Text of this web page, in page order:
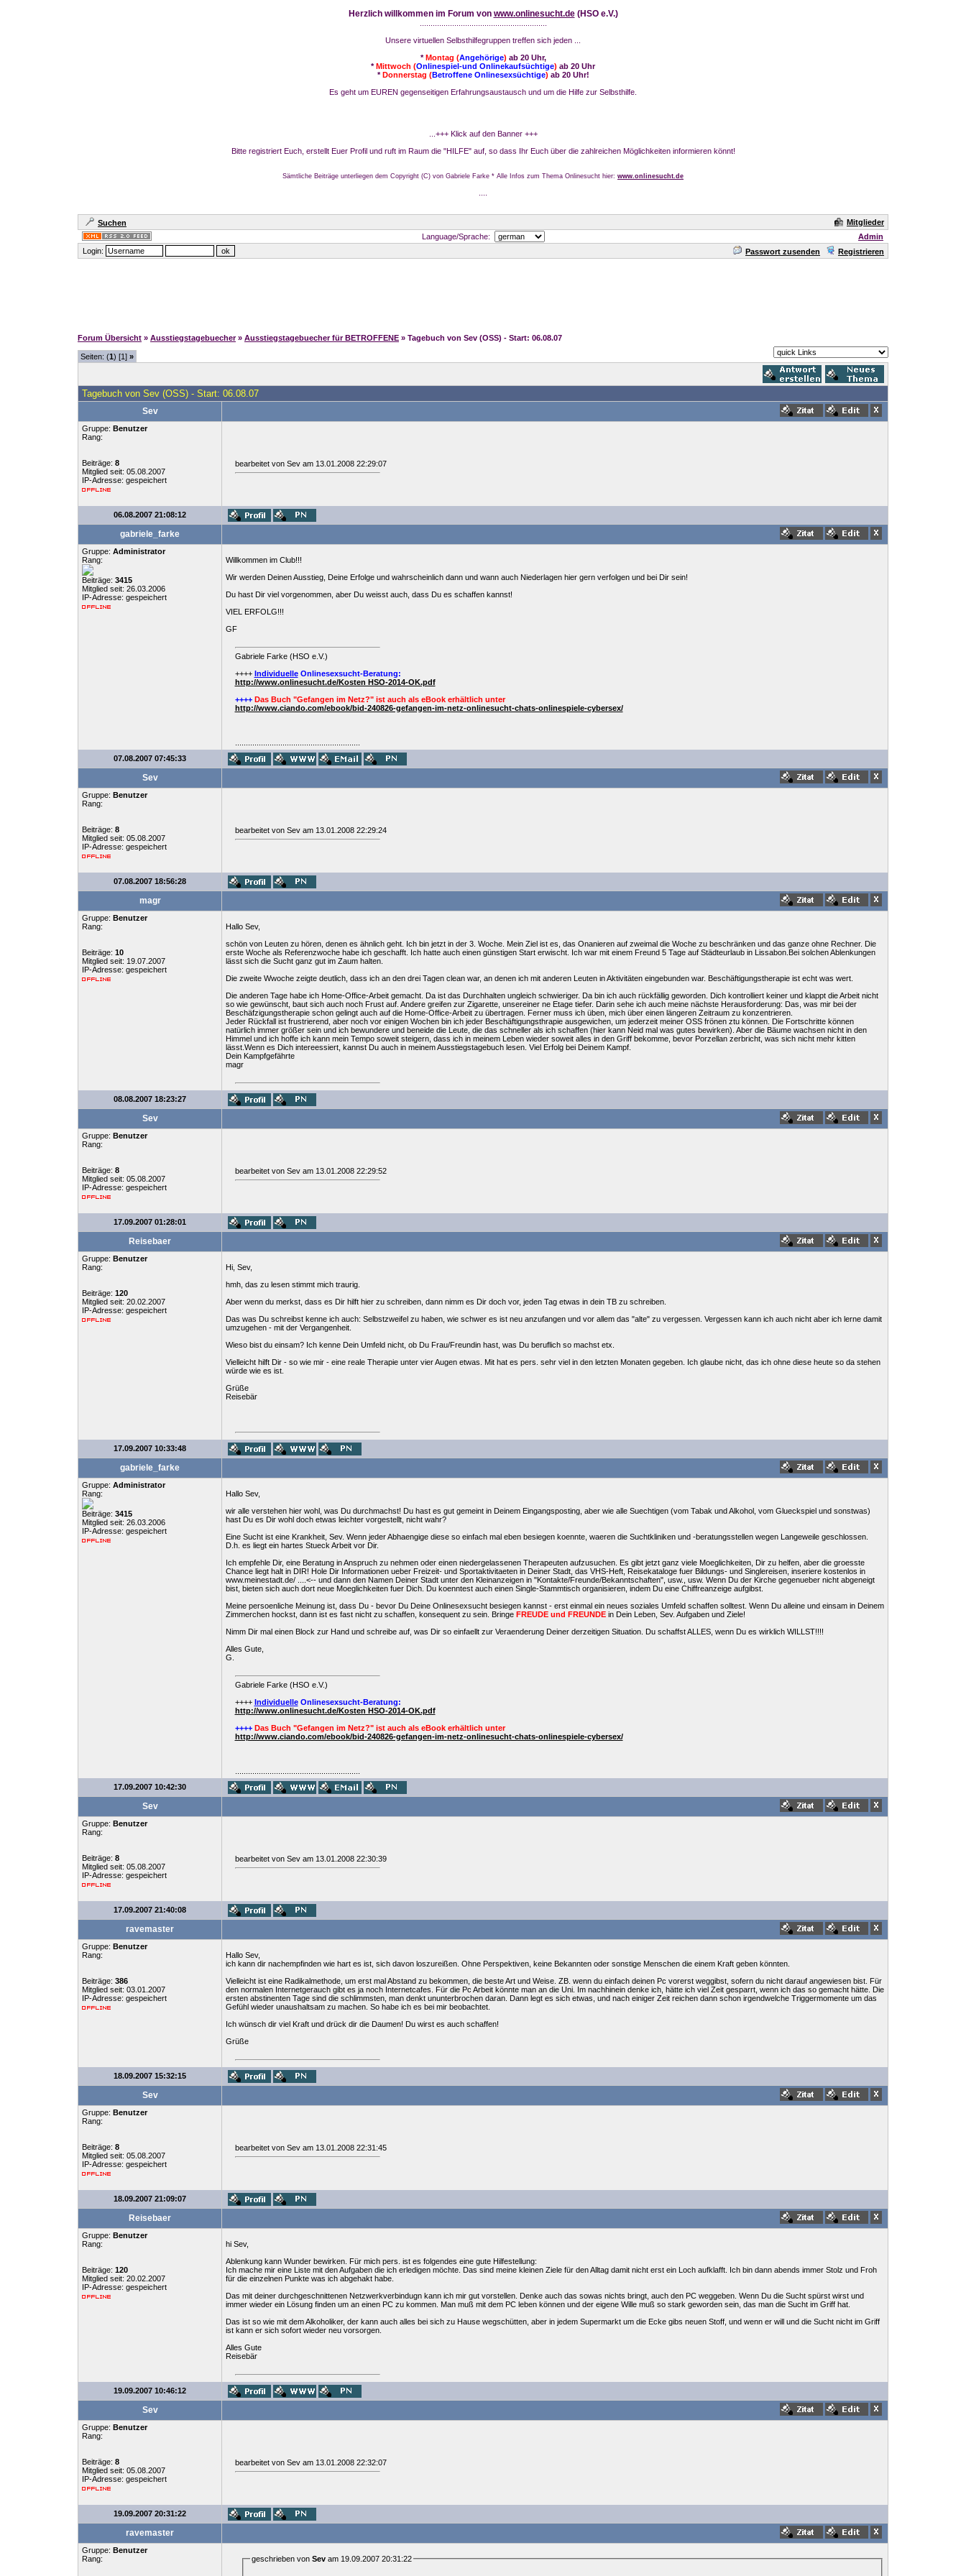
Herzlich willkommen im Forum von www.onlinesucht.de(HSO e.V.)
Unsere virtuellen Selbsthilfegruppen treffen sich jeden ...
*Montag (Angehörige) ab 20 Uhr,
*Mittwoch (Onlinespiel-und Onlinekaufsüchtige) ab 20 Uhr
*Donnerstag (Betroffene Onlinesexsüchtige) ab 20 Uhr!
Es geht um EUREN gegenseitigen Erfahrungsaustausch und um die Hilfe zur Selbsthilfe.
...+++ Klick auf den Banner +++
Bitte registriert Euch, erstellt Euer Profil und ruft im Raum die "HILFE" auf, so dass Ihr Euch über die zahlreichen Möglichkeiten informieren könnt!
Sämtliche Beiträge unterliegen dem Copyright (C) von Gabriele Farke * Alle Infos zum Thema Onlinesucht hier: www.onlinesucht.de
Suchen
Mitglieder
Language/Sprache:
Admin
Login:
Passwort zusenden Registrieren
Forum Übersicht » Ausstiegstagebuecher » Ausstiegstagebuecher für BETROFFENE » Tagebuch von Sev (OSS) - Start: 06.08.07
Seiten: (1) [1] »
Tagebuch von Sev (OSS) - Start: 06.08.07
Sev
Gruppe: Benutzer
Rang:
Beiträge: 8
Mitglied seit: 05.08.2007
IP-Adresse: gespeichert
bearbeitet von Sev am 13.01.2008 22:29:07
06.08.2007 21:08:12
gabriele_farke
Gruppe: Administrator
Rang:
Beiträge: 3415
Mitglied seit: 26.03.2006
IP-Adresse: gespeichert
Willkommen im Club!!!
Wir werden Deinen Ausstieg, Deine Erfolge und wahrscheinlich dann und wann auch Niederlagen hier gern verfolgen und bei Dir sein!
Du hast Dir viel vorgenommen, aber Du weisst auch, dass Du es schaffen kannst!
VIEL ERFOLG!!!
GF
Gabriele Farke (HSO e.V.)
++++ IndividuelleOnlinesexsucht-Beratung:
http://www.onlinesucht.de/Kosten HSO-2014-OK.pdf
++++ Das Buch "Gefangen im Netz?" ist auch als eBook erhältlich unter
http://www.ciando.com/ebook/bid-240826-gefangen-im-netz-onlinesucht-chats-onlinespiele-cybersex/
07.08.2007 07:45:33
Sev
Gruppe: Benutzer
Rang:
Beiträge: 8
Mitglied seit: 05.08.2007
IP-Adresse: gespeichert
bearbeitet von Sev am 13.01.2008 22:29:24
07.08.2007 18:56:28
magr
Gruppe: Benutzer
Rang:
Beiträge: 10
Mitglied seit: 19.07.2007
IP-Adresse: gespeichert
Hallo Sev,
schön von Leuten zu hören, denen es ähnlich geht. Ich bin jetzt in der 3. Woche. Mein Ziel ist es, das Onanieren auf zweimal die Woche zu beschränken und das ganze ohne Rechner. Die
erste Woche als Referenzwoche habe ich geschafft. Ich hatte auch einen günstigen Start erwischt. Ich war mit einem Freund 5 Tage auf Städteurlaub in Lissabon.Bei solchen Ablenkungen
lässt sich die Sucht ganz gut im Zaum halten.
Die zweite Wwoche zeigte deutlich, dass ich an den drei Tagen clean war, an denen ich mit anderen Leuten in Aktivitäten eingebunden war. Beschäftigungstherapie ist echt was wert.
Die anderen Tage habe ich Home-Office-Arbeit gemacht. Da ist das Durchhalten ungleich schwieriger. Da bin ich auch rückfällig geworden. Dich kontrolliert keiner und klappt die Arbeit nicht
so wie gewünscht, baut sich auch noch Frust auf. Andere greifen zur Zigarette, unsereiner ne Etage tiefer. Darin sehe ich auch meine nächste Herausforderung: Das, was mir bei der
Beschäfzigungstherapie schon gelingt auch auf die Home-Office-Arbeit zu übertragen. Ferner muss ich üben, mich über einen längeren Zeitraum zu konzentrieren.
Jeder Rückfall ist frustrierend, aber noch vor einigen Wochen bin ich jeder Beschäftigungsthrapie ausgewichen, um jederzeit meiner OSS frönen ztu können. Die Fortschritte können
natürlich immer größer sein und ich bewundere und beneide die Leute, die das schneller als ich schaffen (hier kann Neid mal was gutes bewirken). Aber die Bäume wachsen nicht in den
Himmel und ich hoffe ich kann mein Tempo soweit steigern, dass ich in meinem Leben wieder soweit alles in den Griff bekomme, bevor Porzellan zerbricht, was sich nicht mehr kitten
lässt.Wenn es Dich intereessiert, kannst Du auch in meinem Ausstiegstagebuch lesen. Viel Erfolg bei Deinem Kampf.
Dein Kampfgefährte
magr
08.08.2007 18:23:27
Sev
Gruppe: Benutzer
Rang:
Beiträge: 8
Mitglied seit: 05.08.2007
IP-Adresse: gespeichert
bearbeitet von Sev am 13.01.2008 22:29:52
17.09.2007 01:28:01
Reisebaer
Gruppe: Benutzer
Rang:
Beiträge: 120
Mitglied seit: 20.02.2007
IP-Adresse: gespeichert
Hi, Sev,
hmh, das zu lesen stimmt mich traurig.
Aber wenn du merkst, dass es Dir hilft hier zu schreiben, dann nimm es Dir doch vor, jeden Tag etwas in dein TB zu schreiben.
Das was Du schreibst kenne ich auch: Selbstzweifel zu haben, wie schwer es ist neu anzufangen und vor allem das "alte" zu vergessen. Vergessen kann ich auch nicht aber ich lerne damit
umzugehen - mit der Vergangenheit.
Wieso bist du einsam? Ich kenne Dein Umfeld nicht, ob Du Frau/Freundin hast, was Du beruflich so machst etx.
Vielleicht hilft Dir - so wie mir - eine reale Therapie unter vier Augen etwas. Mit hat es pers. sehr viel in den letzten Monaten gegeben. Ich glaube nicht, das ich ohne diese heute so da stehen
würde wie es ist.
Grüße
Reisebär
17.09.2007 10:33:48
gabriele_farke
Gruppe: Administrator
Rang:
Beiträge: 3415
Mitglied seit: 26.03.2006
IP-Adresse: gespeichert
Hallo Sev,
wir alle verstehen hier wohl, was Du durchmachst! Du hast es gut gemeint in Deinem Eingangsposting, aber wie alle Suechtigen (vom Tabak und Alkohol, vom Glueckspiel und sonstwas)
hast Du es Dir wohl doch etwas leichter vorgestellt, nicht wahr?
Eine Sucht ist eine Krankheit, Sev. Wenn jeder Abhaengige diese so einfach mal eben besiegen koennte, waeren die Suchtkliniken und -beratungsstellen wegen Langeweile geschlossen.
D.h. es liegt ein hartes Stueck Arbeit vor Dir.
Ich empfehle Dir, eine Beratung in Anspruch zu nehmen oder einen niedergelassenen Therapeuten aufzusuchen. Es gibt jetzt ganz viele Moeglichkeiten, Dir zu helfen, aber die groesste
Chance liegt halt in DIR! Hole Dir Informationen ueber Freizeit- und Sportaktivitaeten in Deiner Stadt, das VHS-Heft, Reisekataloge fuer Bildungs- und Singlereisen, inseriere kostenlos in
www.meinestadt.de/ ....<-- und dann den Namen Deiner Stadt unter den Kleinanzeigen in "Kontakte/Freunde/Bekanntschaften", usw., usw. Wenn Du der Kirche gegenueber nicht abgeneigt
bist, bieten sich auch dort neue Moeglichkeiten fuer Dich. Du koenntest auch einen Single-Stammtisch organisieren, indem Du eine Chiffreanzeige aufgibst.
Meine persoenliche Meinung ist, dass Du - bevor Du Deine Onlinesexsucht besiegen kannst - erst einmal ein neues soziales Umfeld schaffen solltest. Wenn Du alleine und einsam in Deinem
Zimmerchen hockst, dann ist es fast nicht zu schaffen, konsequent zu sein. Bringe FREUDE und FREUNDE in Dein Leben, Sev. Aufgaben und Ziele!
Nimm Dir mal einen Block zur Hand und schreibe auf, was Dir so einfaellt zur Veraenderung Deiner derzeitigen Situation. Du schaffst ALLES, wenn Du es wirklich WILLST!!!!
Alles Gute,
G.
Gabriele Farke (HSO e.V.)
++++ IndividuelleOnlinesexsucht-Beratung:
http://www.onlinesucht.de/Kosten HSO-2014-OK.pdf
++++ Das Buch "Gefangen im Netz?" ist auch als eBook erhältlich unter
http://www.ciando.com/ebook/bid-240826-gefangen-im-netz-onlinesucht-chats-onlinespiele-cybersex/
17.09.2007 10:42:30
Sev
Gruppe: Benutzer
Rang:
Beiträge: 8
Mitglied seit: 05.08.2007
IP-Adresse: gespeichert
bearbeitet von Sev am 13.01.2008 22:30:39
17.09.2007 21:40:08
ravemaster
Gruppe: Benutzer
Rang:
Beiträge: 386
Mitglied seit: 03.01.2007
IP-Adresse: gespeichert
Hallo Sev,
ich kann dir nachempfinden wie hart es ist, sich davon loszureißen. Ohne Perspektiven, keine Bekannten oder sonstige Menschen die einem Kraft geben könnten.
Vielleicht ist eine Radikalmethode, um erst mal Abstand zu bekommen, die beste Art und Weise. ZB. wenn du einfach deinen Pc vorerst weggibst, sofern du nicht darauf angewiesen bist. Für
den normalen Internetgerauch gibt es ja noch Internetcafes. Für die Pc Arbeit könnte man an die Uni. Im nachhinein denke ich, hätte ich viel Zeit gesparrt, wenn ich das so gemacht hätte. Die
ersten abstinenten Tage sind die schlimmsten, man denkt ununterbrochen daran. Dann legt es sich etwas, und nach einiger Zeit reichen dann schon irgendwelche Triggermomente um das
Gefühl wieder unaushaltsam zu machen. So habe ich es bei mir beobachtet.
Ich wünsch dir viel Kraft und drück dir die Daumen! Du wirst es auch schaffen!
Grüße
18.09.2007 15:32:15
Sev
Gruppe: Benutzer
Rang:
Beiträge: 8
Mitglied seit: 05.08.2007
IP-Adresse: gespeichert
bearbeitet von Sev am 13.01.2008 22:31:45
18.09.2007 21:09:07
Reisebaer
Gruppe: Benutzer
Rang:
Beiträge: 120
Mitglied seit: 20.02.2007
IP-Adresse: gespeichert
hi Sev,
Ablenkung kann Wunder bewirken. Für mich pers. ist es folgendes eine gute Hilfestellung:
Ich mache mir eine Liste mit den Aufgaben die ich erledigen möchte. Das sind meine kleinen Ziele für den Alltag damit nicht erst ein Loch aufklafft. Ich bin dann abends immer Stolz und Froh
für die einzelnen Punkte was ich abgehakt habe.
Das mit deiner durchgeschnittenen Netzwerkverbindugn kann ich mir gut vorstellen. Denke auch das sowas nichts bringt, auch den PC weggeben. Wenn Du die Sucht spürst wirst und
immer wieder ein Lösung finden um an einen PC zu kommen. Man muß mit dem PC leben können und der eigene Wille muß so stark geworden sein, das man die Sucht im Griff hat.
Das ist so wie mit dem Alkoholiker, der kann auch alles bei sich zu Hause wegschütten, aber in jedem Supermarkt um die Ecke gibs neuen Stoff, und wenn er will und die Sucht nicht im Griff
ist kann er sich sofort wieder neu vorsorgen.
Alles Gute
Reisebär
19.09.2007 10:46:12
Sev
Gruppe: Benutzer
Rang:
Beiträge: 8
Mitglied seit: 05.08.2007
IP-Adresse: gespeichert
bearbeitet von Sev am 13.01.2008 22:32:07
19.09.2007 20:31:22
ravemaster
Gruppe: Benutzer
Rang:
geschrieben von Sevam 19.09.2007 20:31:22